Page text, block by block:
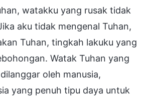
watakku yang rusak tidak
aku tidak mengenal Tuhan,
Tuhan, tingkah lakuku yang
Watak Tuhan yang
oleh manusia,
yang penuh tipu daya untuk